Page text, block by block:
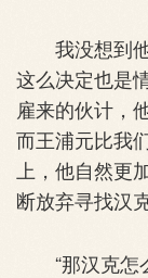
我没想到他
这么决定也是
雇来的伙计，
而王浦元比我
上，他自然更
断放弃寻找汉
“那汉克怎